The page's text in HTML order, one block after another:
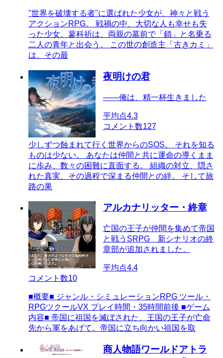
"世界を破壊する者"に選ばれた少女が、神々と戦う
アクションRPG。 戦禍の中、大切な人も幸せも失
った少女、蓼科祈は、両親の墓前で「鎖」と名乗る
二人の青年と出会う。 この世の創造主「古きカミ」
は、その最
夜明けの君
――俺は、精一杯生きました
平均点4.3
コメント数127
少しずつ蝕まれて行く世界からのSOS。 それを知る
ものは少ない。 あなたは仲間と共に運命の導くまま
に歩み、数々の困難に直面する。 組織の対立、隠さ
れた真実、その過程で深まる仲間との絆。 そして旅
路の果
アルカナリッター・終章
亡国の王子が仲間を集めて帝国
と戦うSRPG 新シナリオの終
章部が追加されました。
平均点4.4
コメント数10
■概要■ ジャンル・シミュレーションRPG ツール・
RPGツクールVX プレイ時間・35時間前後 ■ゲーム
内容■ 帝国に祖国を滅ぼされた、王国の王子が亡命
先から軍をあげて。帝国に立ち向かい祖国を取
商人物語ワールドアトラ